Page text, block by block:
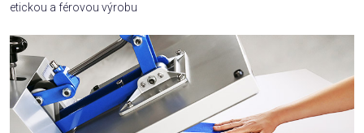
etickou a férovou výrobu